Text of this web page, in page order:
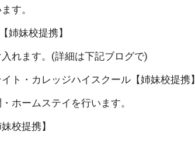
す。
姉妹校提携】
れます。(詳細は下記ブログで)
ト・カレッジハイスクール【姉妹校提携】
ホームステイを行います。
校提携】